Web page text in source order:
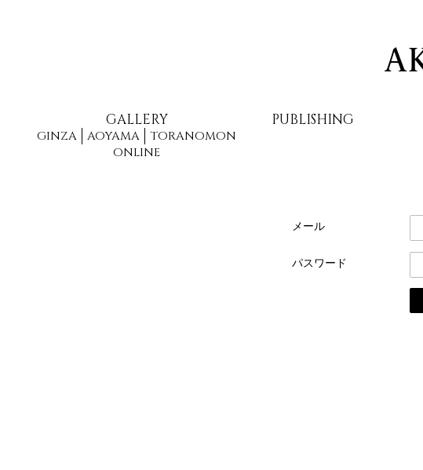
GALLERY
GINZA AOYAMA
TORANOMON
ONLINE
PUBLISHING
メール
パスワード